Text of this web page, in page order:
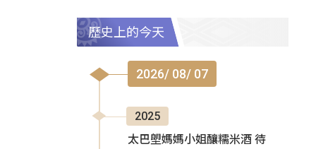
歷史上的今天
2026/ 08/ 07
2025
太巴塱媽媽小姐釀糯米酒 待